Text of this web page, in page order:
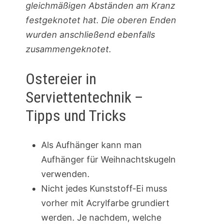
gleichmäßigen Abständen am Kranz
festgeknotet hat. Die oberen Enden
wurden anschließend ebenfalls
zusammengeknotet.
Ostereier in
Serviettentechnik –
Tipps und Tricks
Als Aufhänger kann man
Aufhänger für Weihnachtskugeln
verwenden.
Nicht jedes Kunststoff-Ei muss
vorher mit Acrylfarbe grundiert
werden. Je nachdem, welche